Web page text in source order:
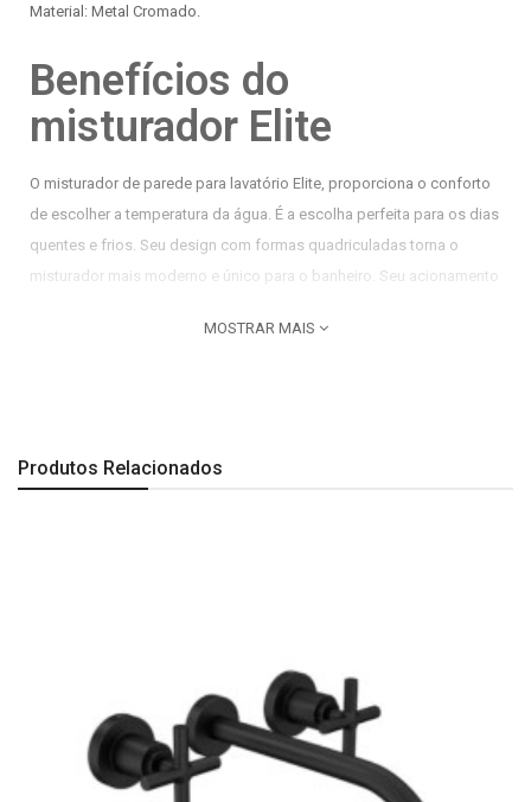
Material: Metal Cromado.
Benefícios do
misturador Elite
O misturador de parede para lavatório Elite, proporciona o conforto
de escolher a temperatura da água. É a escolha perfeita para os dias
quentes e frios. Seu design com formas quadriculadas torna o
misturador mais moderno e único para o banheiro. Seu acionamento
produto. Seu mecanismo MVC com volante de ¼ de volta, auxilia em
produto. Além disso, o material do misturador faz com que seu
brilho permaneça por mais tempo, contribuindo para sua
completa do mercado. Consulte o termo de garantia.
Atenção
MOSTRAR MAIS
Produtos Relacionados